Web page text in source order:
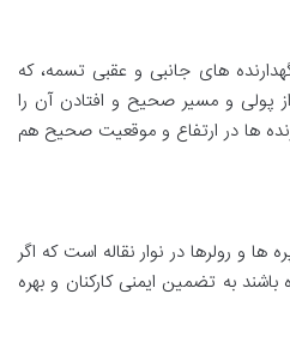
های جانبی و عقبی تسمه، که
پولی و مسیر صحیح و افتادن آن را
ها در ارتفاع و موقعیت صحیح هم
و رولرها در نوار نقاله است که اگر
به تضمین ایمنی کارکنان و بهره